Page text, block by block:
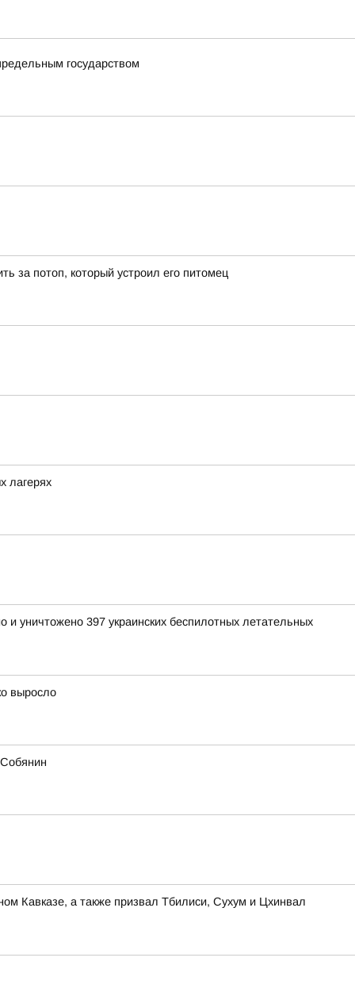
государством
за потоп, который устроил его питомец
лагерях
уничтожено 397 украинских беспилотных летательных
выросло
Кавказе, а также призвал Тбилиси, Сухум и Цхинвал